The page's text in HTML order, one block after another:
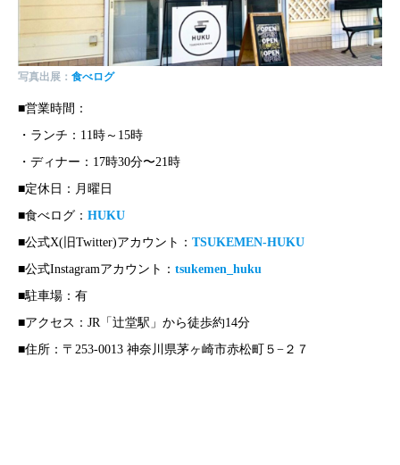
写真出展： 食べログ
■営業時間：
・ランチ：11時～15時
・ディナー：17時30分〜21時
■定休日：月曜日
■食べログ： HUKU
■公式X(旧Twitter)アカウント： TSUKEMEN-HUKU
■公式Instagramアカウント： tsukemen_huku
■駐車場：有
■アクセス：JR「辻堂駅」から徒歩約14分
■住所：〒253-0013 神奈川県茅ヶ崎市赤松町５−２７